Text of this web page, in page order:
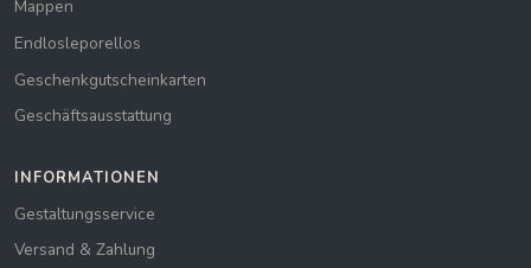
Mappen
Endlosleporellos
Geschenkgutscheinkarten
Geschäftsausstattung
INFORMATIONEN
Gestaltungsservice
Versand & Zahlung